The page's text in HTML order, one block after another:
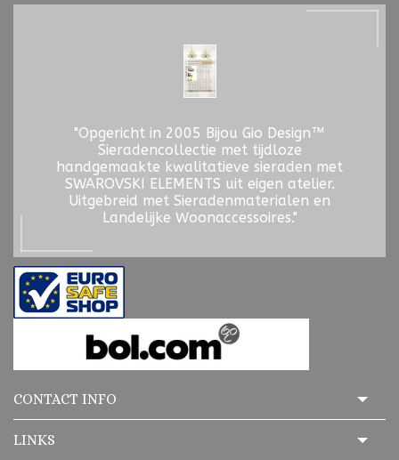
"Opgericht in 2005 Bijou Gio Design™
Sieradencollectie met tijdloze
handgemaakte kwalitatieve sieraden met
SWAROVSKI ELEMENTS uit eigen atelier.
Uitgebreid met Sieradenmaterialen en
Landelijke Woonaccessoires."
CONTACT INFO
LINKS